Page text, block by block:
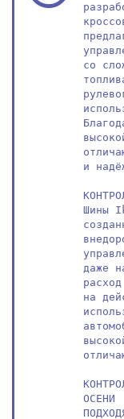
со
и
Шины
даже
на
ОСЕНИ